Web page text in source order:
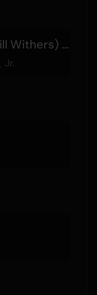
Just the Two of Us (feat. Bill Withers) - Edit
Jr.